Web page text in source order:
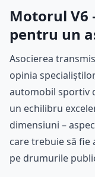
Motorul V6
pentru un
Asocierea
opinia
automobil sportiv
un echilibru
dimensiuni –
care trebuie să fie
pe drumurile